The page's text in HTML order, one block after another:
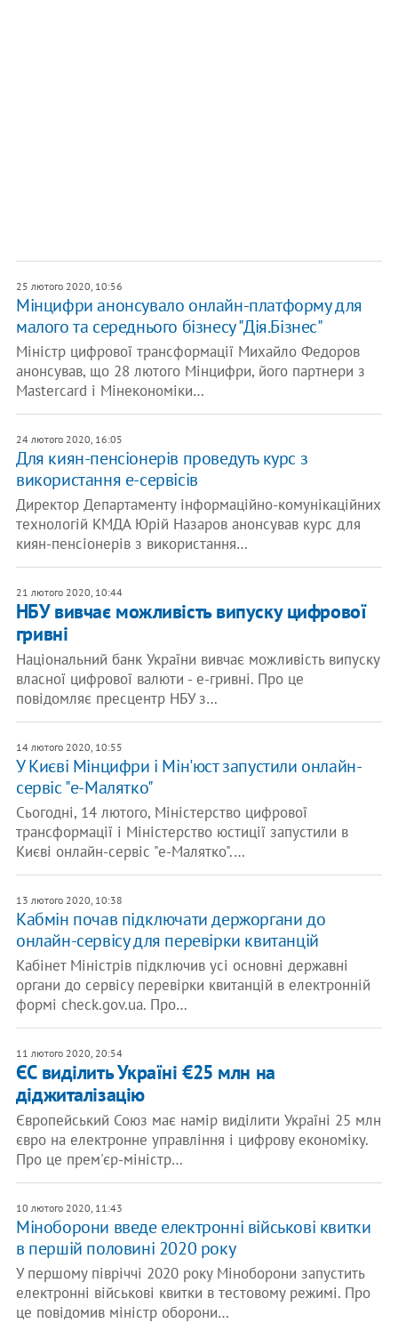
25 лютого 2020, 10:56
Мінцифри анонсувало онлайн-платформу для
малого та середнього бізнесу "Дія.Бізнес"
Міністр цифрової трансформації Михайло Федоров
анонсував, що 28 лютого Мінцифри, його партнери з
Mastercard і Мінекономіки…
24 лютого 2020, 16:05
Для киян-пенсіонерів проведуть курс з
використання е-сервісів
Директор Департаменту інформаційно-комунікаційних
технологій КМДА Юрій Назаров анонсував курс для
киян-пенсіонерів з використання…
21 лютого 2020, 10:44
НБУ вивчає можливість випуску цифрової
гривні
Національний банк України вивчає можливість випуску
власної цифрової валюти - е-гривні. Про це
повідомляє пресцентр НБУ з…
14 лютого 2020, 10:55
У Києві Мінцифри і Мін'юст запустили онлайн-
сервіс "е-Малятко"
Сьогодні, 14 лютого, Міністерство цифрової
трансформації і Міністерство юстиції запустили в
Києві онлайн-сервіс "е-Малятко".…
13 лютого 2020, 10:38
Кабмін почав підключати держоргани до
онлайн-сервісу для перевірки квитанцій
Кабінет Міністрів підключив усі основні державні
органи до сервісу перевірки квитанцій в електронній
формі check.gov.ua. Про…
11 лютого 2020, 20:54
ЄС виділить Україні €25 млн на
діджиталізацію
Європейський Союз має намір виділити Україні 25 млн
євро на електронне управління і цифрову економіку.
Про це прем'єр-міністр…
10 лютого 2020, 11:43
Міноборони введе електронні військові квитки
в першій половині 2020 року
У першому півріччі 2020 року Міноборони запустить
електронні військові квитки в тестовому режимі. Про
це повідомив міністр оборони…